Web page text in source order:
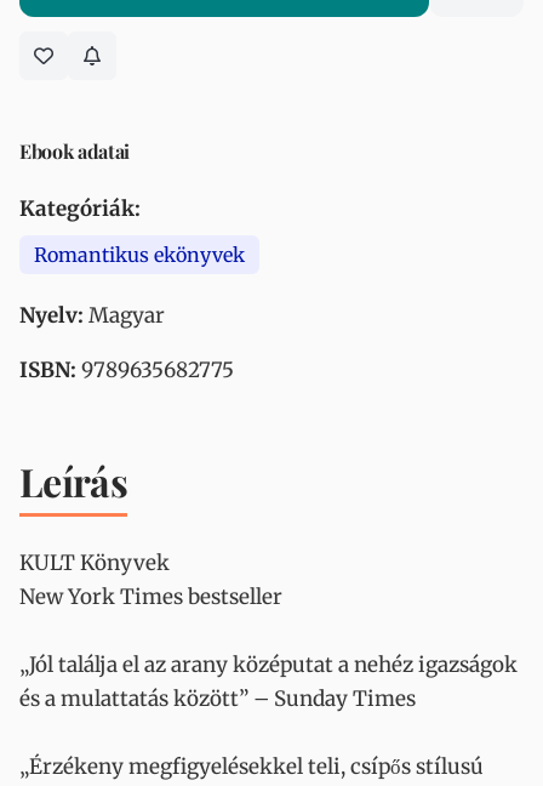
Ebook adatai
Kategóriák:
Romantikus ekönyvek
Nyelv: Magyar
ISBN: 9789635682775
Leírás
KULT Könyvek
New York Times bestseller
„Jól találja el az arany középutat a nehéz igazságok
és a mulattatás között” – Sunday Times
„Érzékeny megfigyelésekkel teli, csípős stílusú